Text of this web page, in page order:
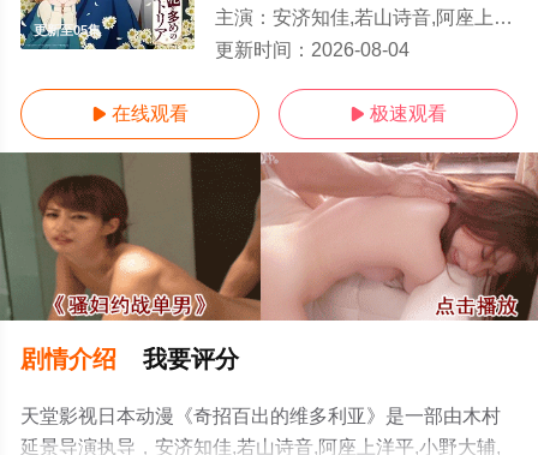
更新至05集
主演： 安济知佳,若山诗音,阿座上洋平,小野大辅,潘惠美,古川慎,逢坂良太,小野贤章,野岛健儿,秋保佐永子,家中
更新时间： 2026-08-04
 在线观看  极速观看
剧情介绍 我要评分
天堂影视日本动漫《奇招百出的维多利亚》是一部由木村
延景导演执导，安济知佳,若山诗音,阿座上洋平,小野大辅,